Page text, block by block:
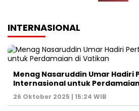
INTERNASIONAL
Menag Nasaruddin Umar Hadiri
Internasional untuk
26 Oktober 2025 | 15:24 WIB